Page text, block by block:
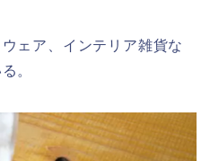
ェア、インテリア雑貨な
。